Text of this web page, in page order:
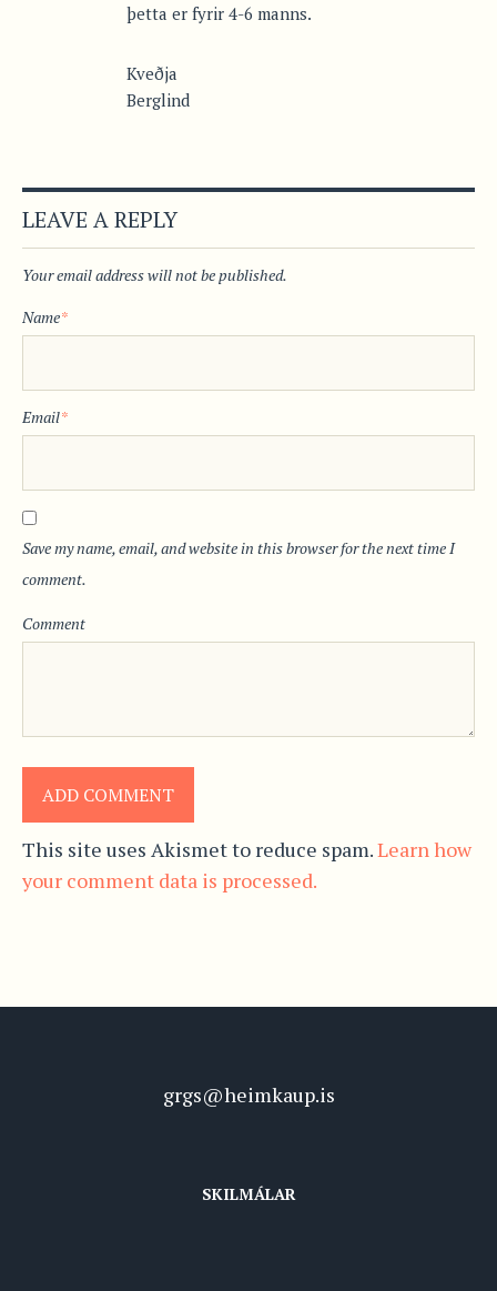
þetta er fyrir 4-6 manns.
Kveðja
Berglind
LEAVE A REPLY
Your email address will not be published.
Name*
Email*
Save my name, email, and website in this browser for the next time I
comment.
Comment
This site uses Akismet to reduce spam.Learn how
your comment data is processed.
grgs@heimkaup.is
SKILMÁLAR